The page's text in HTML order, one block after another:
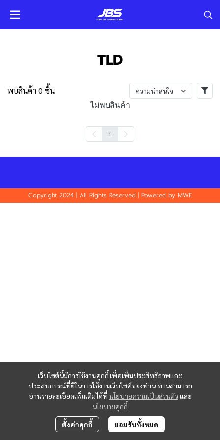
TLD
พบสินค้า 0 ชิ้น ความน่าสนใจ
ไม่พบสินค้า
1
เว็บไซต์นี้มีการใช้งานคุกกี้ เพื่อเพิ่มประสิทธิภาพและ
ประสบการณ์ที่ดีในการใช้งานเว็บไซต์ของท่าน ท่านสามารถ
อ่านรายละเอียดเพิ่มเติมได้ที่ นโยบายความเป็นส่วนตัว และ
นโยบายคุกกี้
ตั้งค่าคุกกี้ ยอมรับทั้งหมด
Copyright 2024 | All Rights Reserved | Powered by MWE